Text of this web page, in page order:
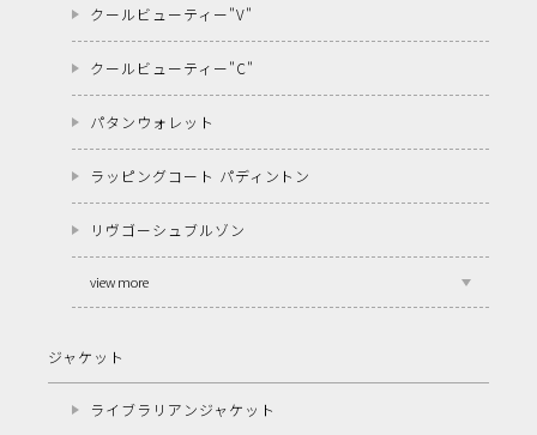
クールビューティー"V"
クールビューティー"C"
パタンウォレット
ラッピングコート パディントン
リヴゴーシュブルゾン
view more
ジャケット
ライブラリアンジャケット